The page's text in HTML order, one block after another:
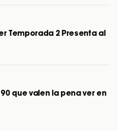
Temporada 2 Presenta al
que valen la pena ver en